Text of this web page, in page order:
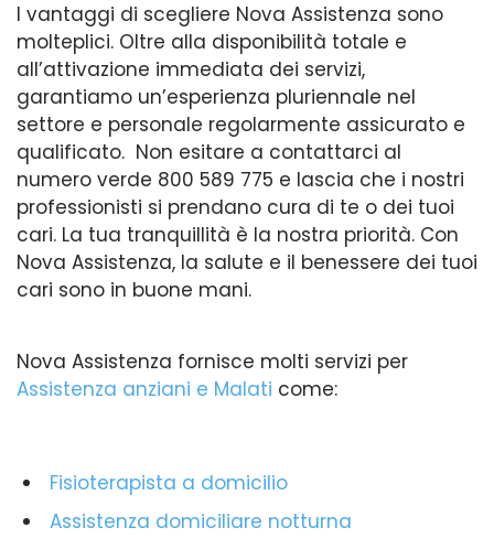
I vantaggi di scegliere Nova Assistenza sono
molteplici. Oltre alla disponibilità totale e
all’attivazione immediata dei servizi,
garantiamo un’esperienza pluriennale nel
settore e personale regolarmente assicurato e
qualificato. Non esitare a contattarci al
numero verde 800 589 775 e lascia che i nostri
professionisti si prendano cura di te o dei tuoi
cari. La tua tranquillità è la nostra priorità. Con
Nova Assistenza, la salute e il benessere dei tuoi
cari sono in buone mani.
Nova Assistenza fornisce molti servizi per
Assistenza anziani e Malati come:
Fisioterapista a domicilio
Assistenza domiciliare notturna